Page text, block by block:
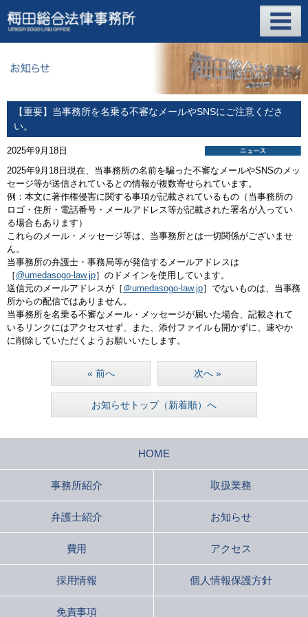
【重要】当事務所を名乗る不審なメールやSNSにご注意くださ
い。
2025年9月18日
2025年9月18日現在、当事務所の名前を騙った不審なメールやSNSのメッ
セージ等が送信されているとの情報が複数寄せられています。
例：本文に著作権侵害に関する事項が記載されているもの（当事務所の
ロゴ・住所・電話番号・メールアドレス等が記載された署名が入ってい
る場合もあります）
これらのメール・メッセージ等は、当事務所とは一切関係がございませ
ん。
当事務所の弁護士・事務局等が発信するメールアドレスは
［ @umedasogo-law.jp］のドメインを使用しています。
送信元のメールアドレスが［ ＠umedasogo-law.jp］でないものは、当事務
所からの配信ではありません。
当事務所を名乗る不審なメール・メッセージが届いた場合、記載されて
いるリンクにはアクセスせず、また、添付ファイルも開かずに、速やか
に削除していただくようお願いいたします。
« 前へ
お知らせトップ（新着順）へ
次へ »
HOME
事務所紹介 取扱業務
弁護士紹介 お知らせ
費用 アクセス
採用情報 個人情報保護方針
免責事項